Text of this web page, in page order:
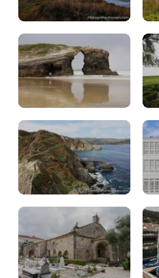
(Lugo)
Fuciño
do
Porco
(Lugo)
Noia
(A.Coruña)
Ribeira
Sacra:
iglesia
monasterios